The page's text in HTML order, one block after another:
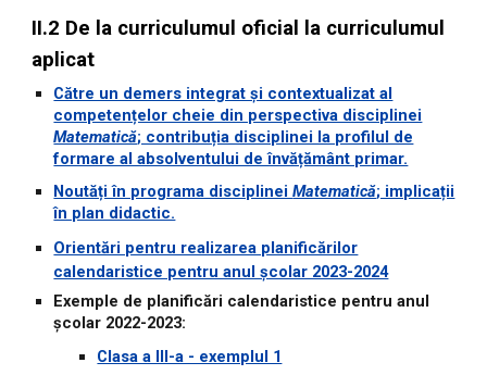
II.2 De la curriculumul oficial la curriculumul
aplicat
Către un demers integrat și contextualizat al
competențelor cheie din perspectiva disciplinei
Matematică; contribuția disciplinei la profilul de
formare al absolventului de învățământ primar.
Noutăți în programa disciplineiMatematică; implicații
în plan didactic.
Orientări pentru realizarea planificărilor
calendaristice pentru anul școlar 2023-2024
Exemple de planificări calendaristice pentru anul
școlar 2022-2023:
Clasa a III-a - exemplul 1